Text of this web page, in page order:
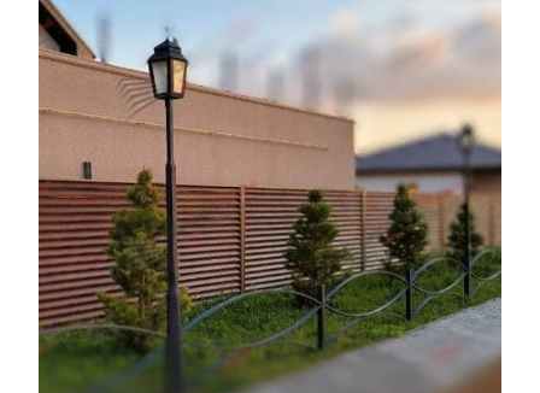
Разница заключается в том, что первый способ
укрепления применяется ещё в начале
изготовления, а именно при производстве листов
стали, в то время как второй вариант защитного
покрытия наносится уже на готовую
наносит производитель листов
стали, а мы занимаемся исключительно нанесением
порошка на пластины, что ведёт к некоторым
особенностям и порой осложнениям в работе.
Например, первый тип покрытия означает, что
внешний вид заготовки уже готов, поэтому при
дальнейшей работе с материалом нужно быть
предельно аккуратным. Так, мы не можем проводить
некоторые манипуляции с заготовкой, чтобы
улучшить заготовку и скорость сборки, однако это